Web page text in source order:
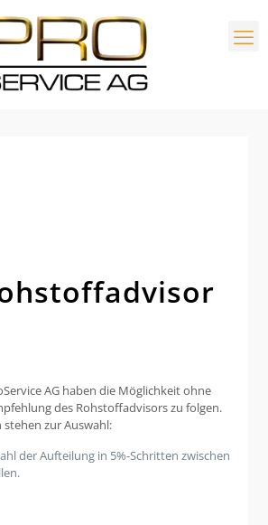
AG haben die Möglichkeit ohne
des Rohstoffadvisors zu folgen.
zur Auswahl:
der Aufteilung in 5%-Schritten zwischen